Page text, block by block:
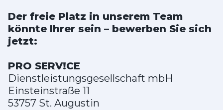
Der freie Platz in unserem Team
könnte Ihrer sein – bewerben Sie sich
jetzt:
PRO SERV!CE
Dienstleistungsgesellschaft mbH
Einsteinstraße 11
53757 St. Augustin